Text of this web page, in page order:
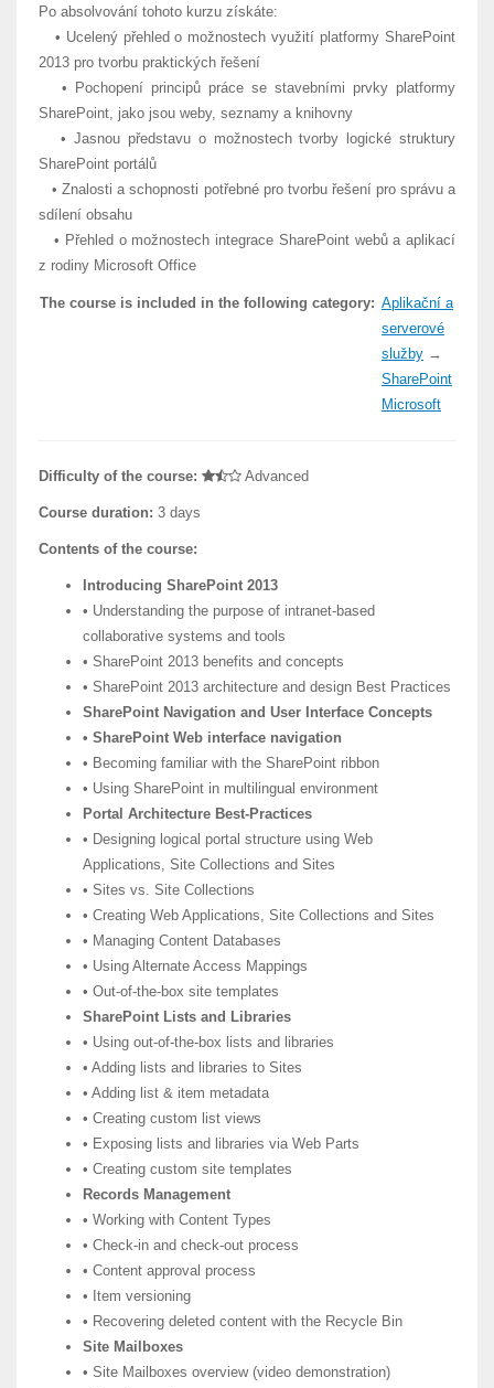
Po absolvování tohoto kurzu získáte:
• Ucelený přehled o možnostech využití platformy SharePoint
2013 pro tvorbu praktických řešení
• Pochopení principů práce se stavebními prvky platformy
SharePoint, jako jsou weby, seznamy a knihovny
• Jasnou představu o možnostech tvorby logické struktury
SharePoint portálů
• Znalosti a schopnosti potřebné pro tvorbu řešení pro správu a
sdílení obsahu
• Přehled o možnostech integrace SharePoint webů a aplikací
z rodiny Microsoft Office
The course is included in the following category: Aplikační a
serverové
služby →
SharePoint
Microsoft
Difficulty of the course: Advanced
Course duration: 3 days
Contents of the course:
Introducing SharePoint 2013
• Understanding the purpose of intranet-based
collaborative systems and tools
• SharePoint 2013 benefits and concepts
• SharePoint 2013 architecture and design Best Practices
SharePoint Navigation and User Interface Concepts
• SharePoint Web interface navigation
• Becoming familiar with the SharePoint ribbon
• Using SharePoint in multilingual environment
Portal Architecture Best-Practices
• Designing logical portal structure using Web
Applications, Site Collections and Sites
• Sites vs. Site Collections
• Creating Web Applications, Site Collections and Sites
• Managing Content Databases
• Using Alternate Access Mappings
• Out-of-the-box site templates
SharePoint Lists and Libraries
• Using out-of-the-box lists and libraries
• Adding lists and libraries to Sites
• Adding list & item metadata
• Creating custom list views
• Exposing lists and libraries via Web Parts
• Creating custom site templates
Records Management
• Working with Content Types
• Check-in and check-out process
• Content approval process
• Item versioning
• Recovering deleted content with the Recycle Bin
Site Mailboxes
• Site Mailboxes overview (video demonstration)